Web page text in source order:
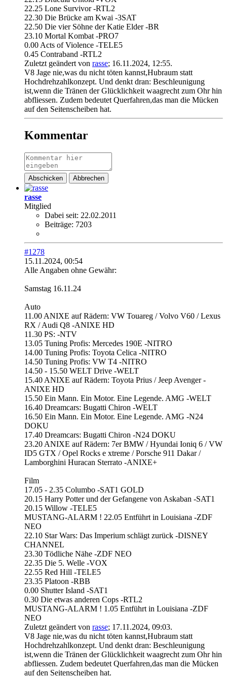
22.25 Lone Survivor -RTL2
22.30 Die Brücke am Kwai -3SAT
22.50 Die vier Söhne der Katie Elder -BR
23.10 Mortal Kombat -PRO7
0.00 Acts of Violence -TELE5
0.45 Contraband -RTL2
Zuletzt geändert von rasse; 16.11.2024, 12:55.
V8 Jage nie,was du nicht töten kannst,Hubraum statt
Hochdrehzahlkonzept. Und denkt dran: Beschleunigung
ist,wenn die Tränen der Glücklichkeit waagrecht zum Ohr hin
abfliessen. Zudem bedeutet Querfahren,das man die Mücken
auf den Seitenscheiben hat.
Kommentar
Abschicken Abbrechen
rasse
Mitglied
Dabei seit: 22.02.2011
Beiträge: 7203
#1278
15.11.2024, 00:54
Alle Angaben ohne Gewähr:
Samstag 16.11.24
Auto
11.00 ANIXE auf Rädern: VW Touareg / Volvo V60 / Lexus
RX / Audi Q8 -ANIXE HD
11.30 PS: -NTV
13.05 Tuning Profis: Mercedes 190E -NITRO
14.00 Tuning Profis: Toyota Celica -NITRO
14.50 Tuning Profis: VW T4 -NITRO
14.50 - 15.50 WELT Drive -WELT
15.40 ANIXE auf Rädern: Toyota Prius / Jeep Avenger -
ANIXE HD
15.50 Ein Mann. Ein Motor. Eine Legende. AMG -WELT
16.40 Dreamcars: Bugatti Chiron -WELT
16.50 Ein Mann. Ein Motor. Eine Legende. AMG -N24
DOKU
17.40 Dreamcars: Bugatti Chiron -N24 DOKU
23.20 ANIXE auf Rädern: 7er BMW / Hyundai Ioniq 6 / VW
ID5 GTX / Opel Rocks e xtreme / Porsche 911 Dakar /
Lamborghini Huracan Sterrato -ANIXE+
Film
17.05 - 2.35 Columbo -SAT1 GOLD
20.15 Harry Potter und der Gefangene von Askaban -SAT1
20.15 Willow -TELE5
MUSTANG-ALARM ! 22.05 Entführt in Louisiana -ZDF
NEO
22.10 Star Wars: Das Imperium schlägt zurück -DISNEY
CHANNEL
23.30 Tödliche Nähe -ZDF NEO
22.35 Die 5. Welle -VOX
22.55 Red Hill -TELE5
23.35 Platoon -RBB
0.00 Shutter Island -SAT1
0.30 Die etwas anderen Cops -RTL2
MUSTANG-ALARM ! 1.05 Entführt in Louisiana -ZDF
NEO
Zuletzt geändert von rasse; 17.11.2024, 09:03.
V8 Jage nie,was du nicht töten kannst,Hubraum statt
Hochdrehzahlkonzept. Und denkt dran: Beschleunigung
ist,wenn die Tränen der Glücklichkeit waagrecht zum Ohr hin
abfliessen. Zudem bedeutet Querfahren,das man die Mücken
auf den Seitenscheiben hat.